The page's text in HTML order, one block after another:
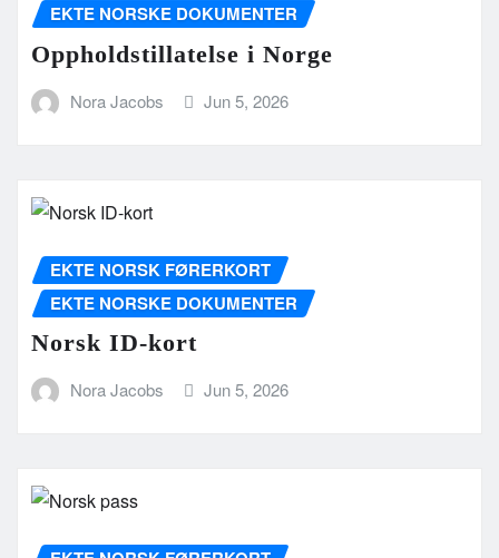
EKTE NORSKE DOKUMENTER
Oppholdstillatelse i Norge
Nora Jacobs Jun 5, 2026
EKTE NORSK FØRERKORT
EKTE NORSKE DOKUMENTER
Norsk ID-kort
Nora Jacobs Jun 5, 2026